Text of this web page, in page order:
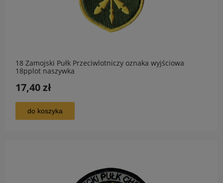
18 Zamojski Pułk Przeciwlotniczy oznaka wyjściowa
18pplot naszywka
17,40 zł
do koszyka